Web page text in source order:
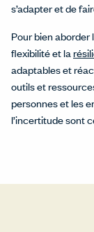
s’adapter et de
Pour bien aborder
flexibilité et la
adaptables et
outils et
personnes et les
l’incertitude sont